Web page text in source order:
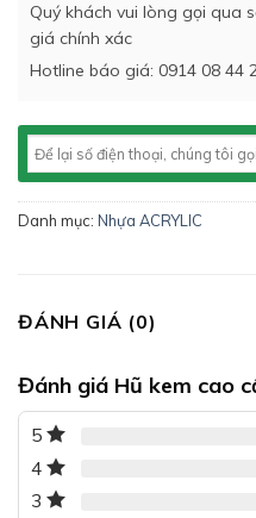
Quý khách vui lòng gọi qua
giá chính xác
Hotline báo giá: 0914 08 44
Danh mục: Nhựa ACRYLIC
ĐÁNH GIÁ (0)
Đánh giá Hũ kem cao
5
4
3